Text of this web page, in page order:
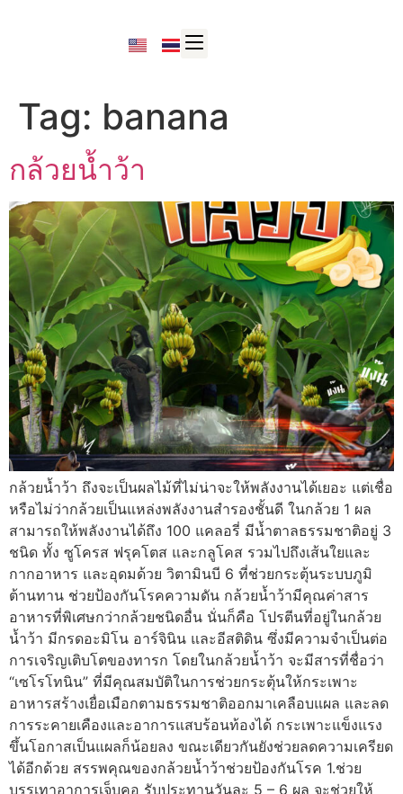
Tag: banana
กล้วยน้ำว้า
กล้วยน้ำว้า ถึงจะเป็นผลไม้ที่ไม่น่าจะให้พลังงานได้เยอะ แต่เชื่อ
หรือไม่ว่ากล้วยเป็นแหล่งพลังงานสํารองชั้นดี ในกล้วย 1 ผล
สามารถให้พลังงานได้ถึง 100 แคลอรี่ มีน้ำตาลธรรมชาติอยู่ 3
ชนิด ทั้ง ซูโครส ฟรุคโตส และกลูโคส รวมไปถึงเส้นใยและ
กากอาหาร และอุดมด้วย วิตามินบี 6 ที่ช่วยกระตุ้นระบบภูมิ
ต้านทาน ช่วยป้องกันโรคความดัน กล้วยน้ำว้ามีคุณค่าสาร
อาหารที่พิเศษกว่ากล้วยชนิดอื่น นั่นก็คือ โปรตีนที่อยู่ในกล้วย
น้ำว้า มีกรดอะมิโน อาร์จินิน และอีสติดิน ซึ่งมีความจําเป็นต่อ
การเจริญเติบโตของทารก โดยในกล้วยน้ำว้า จะมีสารที่ชื่อว่า
“เซโรโทนิน” ที่มีคุณสมบัติในการช่วยกระตุ้นให้กระเพาะ
อาหารสร้างเยื่อเมือกตามธรรมชาติออกมาเคลือบแผล และลด
การระคายเคืองและอาการแสบร้อนท้องได้ กระเพาะแข็งแรง
ขึ้นโอกาสเป็นแผลก็น้อยลง ขณะเดียวกันยังช่วยลดความเครียด
ได้อีกด้วย สรรพคุณของกล้วยน้ำว้าช่วยป้องกันโรค 1.ช่วย
บรรเทาอาการเจ็บคอ รับประทานวันละ 5 – 6 ผล จะช่วยให้